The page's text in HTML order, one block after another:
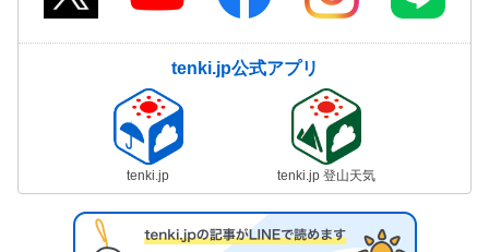
tenki.jp公式アプリ
tenki.jp tenki.jp 登山天気